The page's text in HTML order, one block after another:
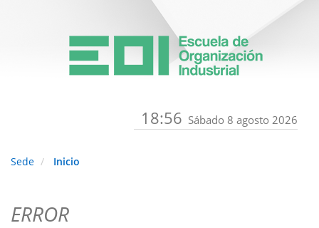
18:56 Sábado 8 agosto 2026
Sede Inicio
ERROR